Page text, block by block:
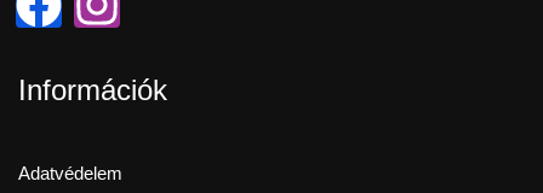
Információk
Adatvédelem